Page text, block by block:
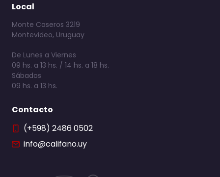
Local
Monte Caseros 3219
Montevideo, Uruguay
De Lunes a Viernes
09 hs. a 13 hs. / 14 hs. a 18 hs.
Sábados
09 hs. a 13 hs.
Contacto
(+598) 2486 0502
info@califano.uy